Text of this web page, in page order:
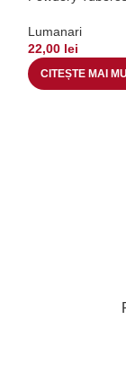
Lumanari
22,00 lei
CITEȘTE MAI